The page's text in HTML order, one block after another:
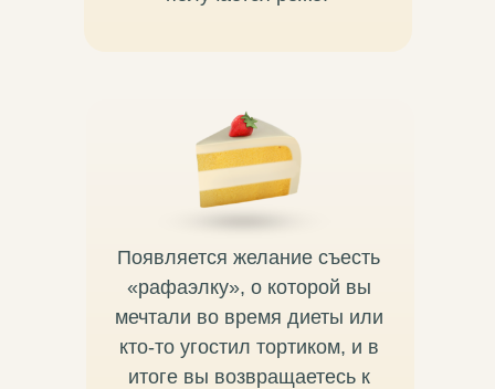
Появляется желание съесть
«рафаэлку», о которой вы
мечтали во время диеты или
кто-то угостил тортиком, и в
итоге вы возвращаетесь к